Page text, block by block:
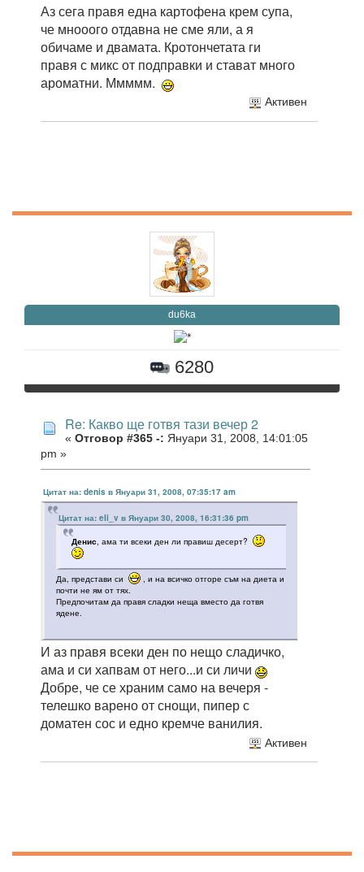
Аз сега правя една картофена крем супа,
че мнооого отдавна не сме яли, а я
обичаме и двамата. Кротончетата ги
правя с микс от подправки и стават много
ароматни. Ммммм.
Активен
du6ka
6280
Re: Какво ще готвя тази вечер 2
« Отговор #365 -: Януари 31, 2008, 14:01:05
pm »
Цитат на: denis в Януари 31, 2008, 07:35:17 am
Цитат на: eli_v в Януари 30, 2008, 16:31:36 pm
Денис, ама ти всеки ден ли правиш десерт?
Да, представи си
, и на всичко отгоре съм на диета и
почти не ям от тях.
Предпочитам да правя сладки неща вместо да готвя
ядене.
И аз правя всеки ден по нещо сладичко,
ама и си хапвам от него...и си личи
Добре, че се храним само на вечеря -
телешко варено от снощи, пипер с
доматен сос и едно кремче ванилия.
Активен